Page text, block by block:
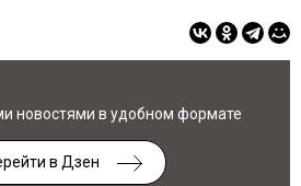
новостями в удобном формате
в Дзен